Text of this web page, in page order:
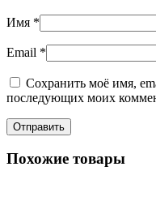
Имя *
Email *
Сохранить моё имя,
последующих моих
Похожие товары